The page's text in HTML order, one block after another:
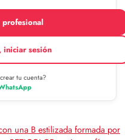
profesional
iniciar sesión
tu cuenta?